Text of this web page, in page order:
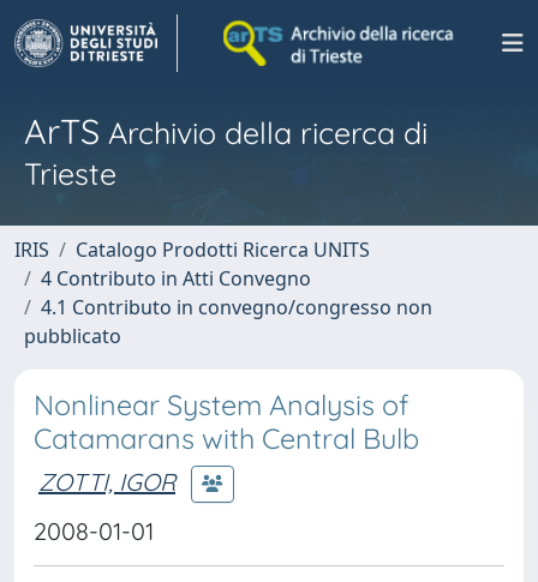
ArTS Archivio della ricerca di
Trieste
IRIS
Catalogo Prodotti Ricerca UNITS
4 Contributo in Atti Convegno
4.1 Contributo in convegno/congresso non
pubblicato
Nonlinear System Analysis of
Catamarans with Central Bulb
ZOTTI, IGOR
2008-01-01